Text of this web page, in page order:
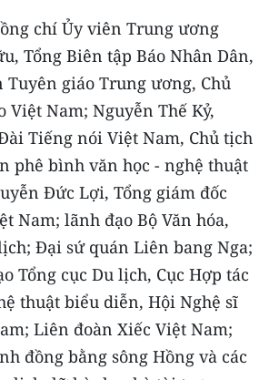
TIN
SÂU
NAM
- MỖI XÃ
chí Ủy viên Trung ương
Tổng Biên tập Báo Nhân Dân,
Tuyên giáo Trung ương, Chủ
Việt Nam; Nguyễn Thế Kỷ,
Tiếng nói Việt Nam, Chủ tịch
phê bình văn học - nghệ thuật
Đức Lợi, Tổng giám đốc
Nam; lãnh đạo Bộ Văn hóa,
Đại sứ quán Liên bang Nga;
Tổng cục Du lịch, Cục Hợp tác
thuật biểu diễn, Hội Nghệ sĩ
Liên đoàn Xiếc Việt Nam;
đồng bằng sông Hồng và các